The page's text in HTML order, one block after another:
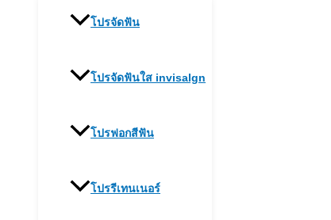
โปรจัดฟัน
โปรจัดฟันใส invisalgn
โปรฟอกสีฟัน
โปรรีเทนเนอร์